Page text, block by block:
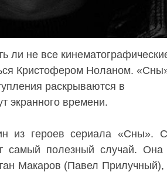
ли не все
Кристофером Ноланом.
раскрываются в
экранного времени.
из героев сериала «Сны».
полезный случай. Она
Макаров (Павел Прилучный),